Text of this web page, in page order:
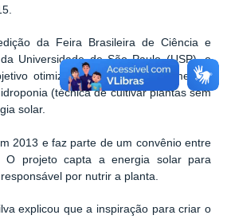
da Feira Brasileira de Ciência e
Universidade de São Paulo (USP), o
otimizar a produção de alimentos
(técnica de cultivar plantas sem
solar.
2013 e faz parte de um convênio entre
projeto capta a energia solar para
por nutrir a planta.
explicou que a inspiração para criar o